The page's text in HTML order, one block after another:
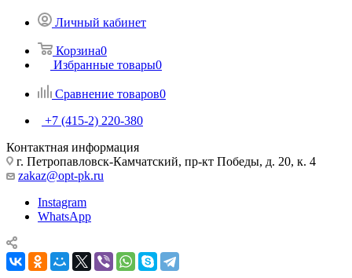
Личный кабинет
Корзина0
Избранные товары0
Сравнение товаров0
+7 (415-2) 220-380
Контактная информация
г. Петропавловск-Камчатский, пр-кт Победы, д. 20, к. 4
zakaz@opt-pk.ru
Instagram
WhatsApp